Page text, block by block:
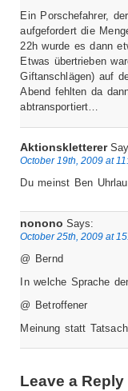
Ein Porschefahrer,
aufgefordert die
22h wurde es dann
Etwas übertrieben
Giftanschlägen) auf
Abend fehlten da
abtransportiert…
Aktionskletterer
October 19th, 2009 at
Du meinst Ben
nonono Says:
October 25th, 2009 at
@ Bernd
In welche Sprache
@ Betroffener
Meinung statt
Leave a Reply